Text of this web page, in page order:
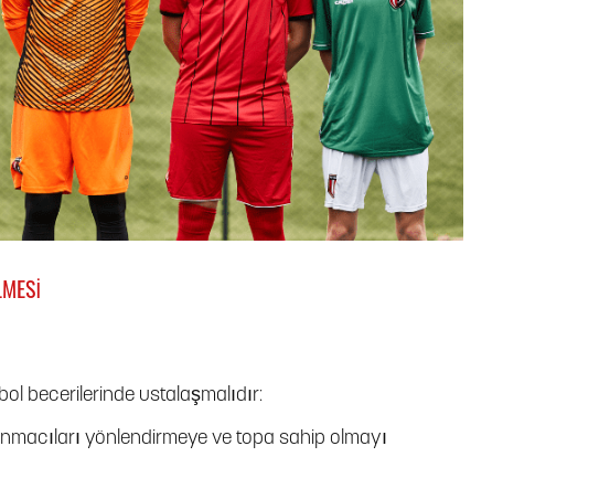
becerilerinde ustalaşmalıdır:
yönlendirmeye ve topa sahip olmayı